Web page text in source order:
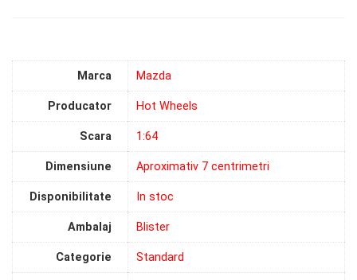
Marca Mazda
Producator Hot Wheels
Scara 1:64
Dimensiune Aproximativ 7 centrimetri
Disponibilitate In stoc
Ambalaj Blister
Categorie Standard